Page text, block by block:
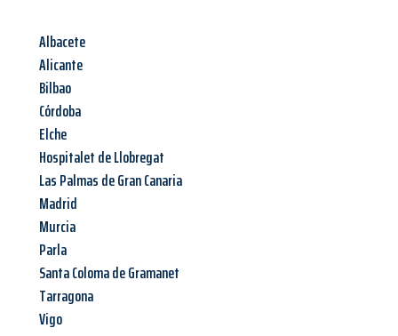
Albacete
Alicante
Bilbao
Córdoba
Elche
Hospitalet de Llobregat
Las Palmas de Gran Canaria
Madrid
Murcia
Parla
Santa Coloma de Gramanet
Tarragona
Vigo